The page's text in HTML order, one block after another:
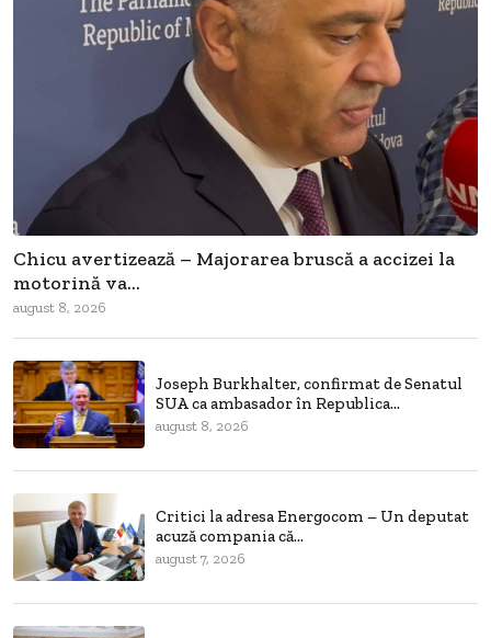
Chicu avertizează – Majorarea bruscă a accizei la
motorină va...
august 8, 2026
Joseph Burkhalter, confirmat de Senatul
SUA ca ambasador în Republica...
august 8, 2026
Critici la adresa Energocom – Un deputat
acuză compania că...
august 7, 2026